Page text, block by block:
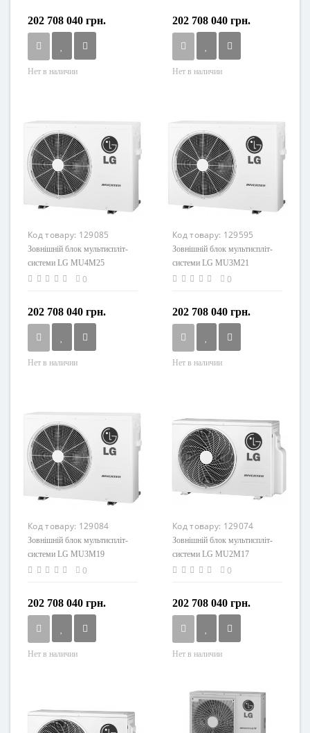
202 708 040 грн.
Нет в наличии
202 708 040 грн.
Нет в наличии
Код товару: 129085
Зовнішній блок мультиспліт-
системи LG MU4M25
0
202 708 040 грн.
Нет в наличии
Код товару: 129595
Зовнішній блок мультиспліт-
системи LG MU3M21
0
202 708 040 грн.
Нет в наличии
Код товару: 129084
Зовнішній блок мультиспліт-
системи LG MU3M19
0
202 708 040 грн.
Нет в наличии
Код товару: 129074
Зовнішній блок мультиспліт-
системи LG MU2M17
0
202 708 040 грн.
Нет в наличии